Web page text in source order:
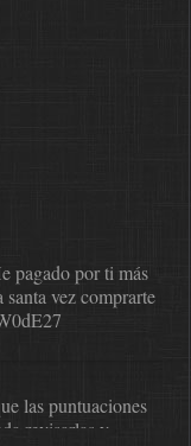
pagado por ti más
santa vez comprarte
las puntuaciones
revisarlas y…